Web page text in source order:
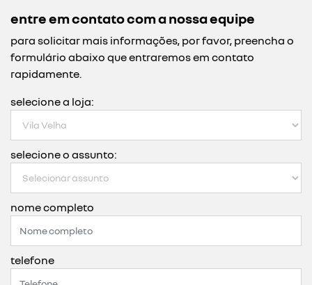
entre em contato com a nossa equipe
para solicitar mais informações, por favor, preencha o
formulário abaixo que entraremos em contato
rapidamente.
selecione a loja:
selecione o assunto:
nome completo
telefone